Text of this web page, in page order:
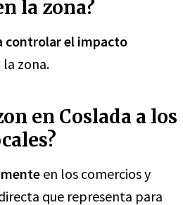
la zona?
controlar el impacto
la zona.
en Coslada a los
en los comercios y
que representa para